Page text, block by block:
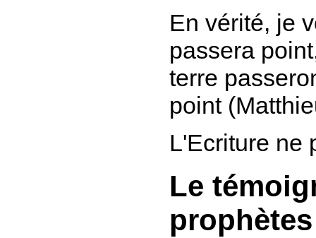
En vérité, je
passera
terre
point
L'Ecriture ne
Le
prophètes